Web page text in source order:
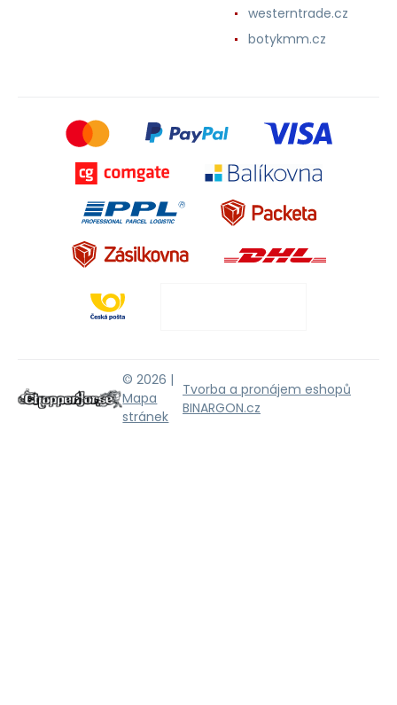
westerntrade.cz
botykmm.cz
© 2026 |
Mapa
stránek
Tvorba a pronájem eshopů
BINARGON.cz